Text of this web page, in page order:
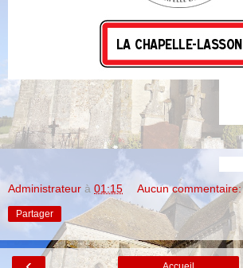
Administrateur à 01:15 Aucun commentaire:
Partager